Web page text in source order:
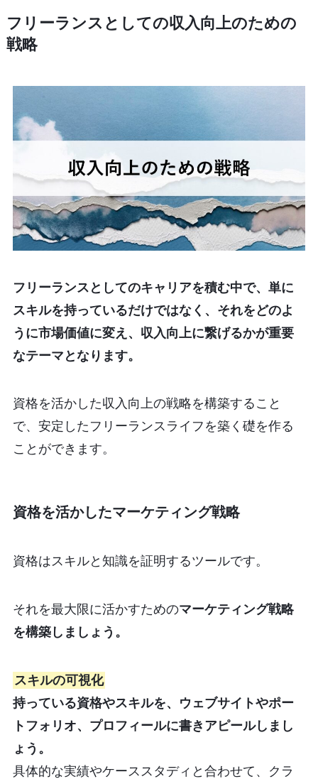
フリーランスとしての収入向上のための
戦略
フリーランスとしてのキャリアを積む中で、単に
スキルを持っているだけではなく、それをどのよ
うに市場価値に変え、収入向上に繋げるかが重要
なテーマとなります。
資格を活かした収入向上の戦略を構築すること
で、安定したフリーランスライフを築く礎を作る
ことができます。
資格を活かしたマーケティング戦略
資格はスキルと知識を証明するツールです。
それを最大限に活かすためのマーケティング戦略
を構築しましょう。
スキルの可視化
持っている資格やスキルを、ウェブサイトやポー
トフォリオ、プロフィールに書きアピールしまし
ょう。
具体的な実績やケーススタディと合わせて、クラ